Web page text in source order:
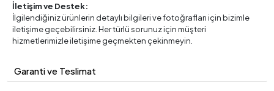
İletişim ve Destek:
İlgilendiğiniz ürünlerin detaylı bilgileri ve fotoğrafları için bizimle
iletişime geçebilirsiniz. Her türlü sorunuz için müşteri
hizmetlerimizle iletişime geçmekten çekinmeyin.
Garanti ve Teslimat